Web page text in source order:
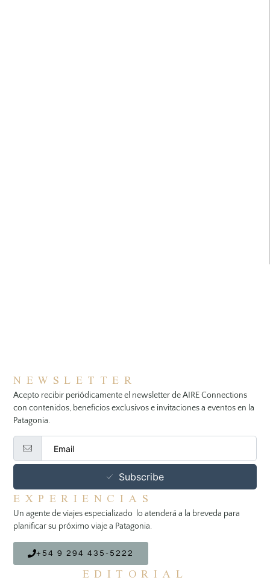
NEWSLETTER
Acepto recibir periódicamente el newsletter de AIRE Connections
con contenidos, beneficios exclusivos e invitaciones a eventos en la
Patagonia.
Subscribe
EXPERIENCIAS
Un agente de viajes especializado lo atenderá a la breveda para
planificar su próximo viaje a Patagonia.
+54 9 294 435-5222
EDITORIAL